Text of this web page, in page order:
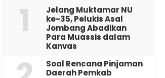
1
Jelang Muktamar NU
ke-35, Pelukis Asal
Jombang Abadikan
Para Muassis dalam
Kanvas
‎Soal Rencana Pinjaman
Daerah Pemkab